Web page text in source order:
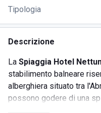
Tipologia
Descrizione
La Spiaggia Hotel
stabilimento balneare
alberghiera situato tra
possono godere di una